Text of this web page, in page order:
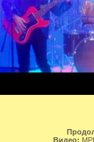
Видео: